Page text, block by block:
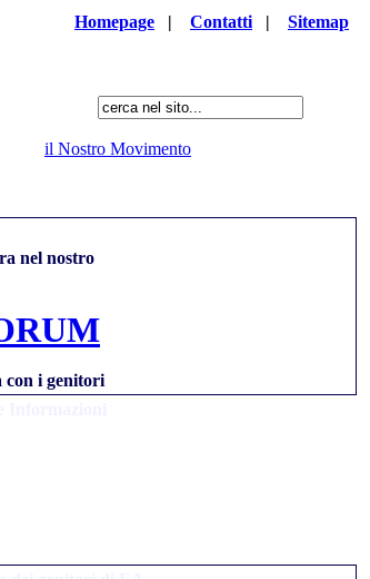
Homepage | Contatti | Sitemap
il Nostro Movimento
nel nostro
con i genitori